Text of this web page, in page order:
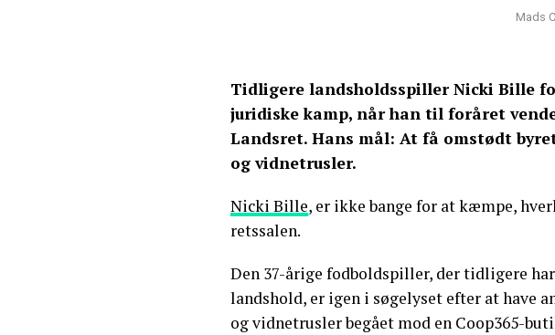
Mads
Tidligere landsholdsspiller Nicki Bille
juridiske kamp, når han til foråret
Landsret. Hans mål: At få omstødt
og vidnetrusler.
Nicki Bille, er ikke bange for at kæmpe,
retssalen.
Den 37-årige fodboldspiller, der tidligere
landshold, er igen i søgelyset efter at have
og vidnetrusler begået mod en Coop365-